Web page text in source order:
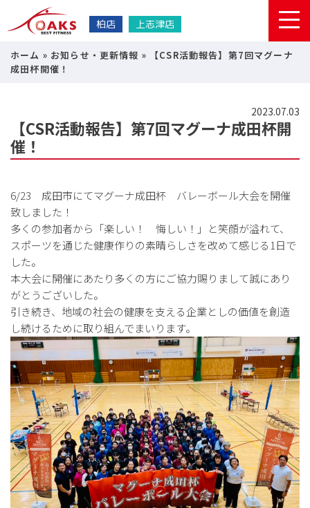
柏店 上志津店
ホーム » お知らせ・更新情報 »
【CSR活動報告】第7回マグーナ
成田杯開催！
2023.07.03
【CSR活動報告】第7回マグーナ成田杯開
催！
6/23 成田市にてマグーナ成田杯 バレーボール大会を開催
致しました！
多くの参加者から「楽しい！ 悔しい！」と笑顔が溢れて、
スポーツを通じた健康作りの素晴らしさを改めて感じる1日で
した。
本大会に開催にあたり多くの方にご協力賜りまして誠にあり
がとうございした。
引き続き、地域の社会の健康を支える企業としの価値を創造
し続けるために取り組んでまいります。